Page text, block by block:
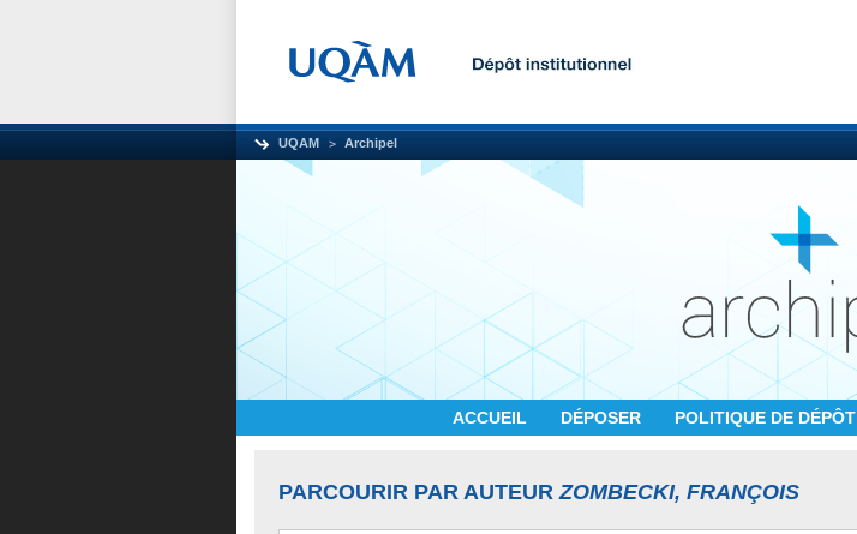
UQAM Archipel
ACCUEIL DÉPOSER POLITIQUE DE DÉPÔT
PARCOURIR PAR AUTEURZOMBECKI, FRANÇOIS